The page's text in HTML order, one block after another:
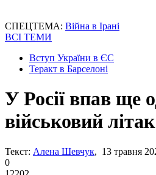
СПЕЦТЕМА: Війна в Ірані
ВСІ ТЕМИ
Вступ України в ЄС
Теракт в Барселоні
У Росії впав ще
військовий
Текст: Алена Шевчук, 13 травня
0